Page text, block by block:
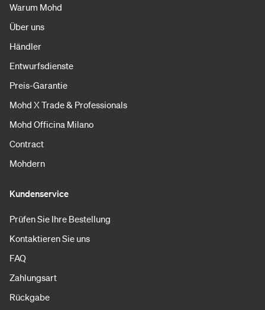
Warum Mohd
Über uns
Händler
Entwurfsdienste
Preis-Garantie
Mohd X Trade & Professionals
Mohd Officina Milano
Contract
Mohdern
Kundenservice
Prüfen Sie Ihre Bestellung
Kontaktieren Sie uns
FAQ
Zahlungsart
Rückgabe